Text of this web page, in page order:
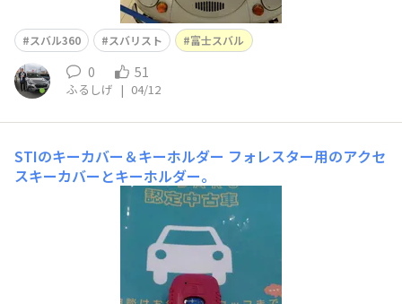
スバル360 スバリスト 富士スバル
0 51
ふるしげ | 04/12
STIのキーカバー＆キーホルダー フォレスター用のアクセ
スキーカバーとキーホルダー。